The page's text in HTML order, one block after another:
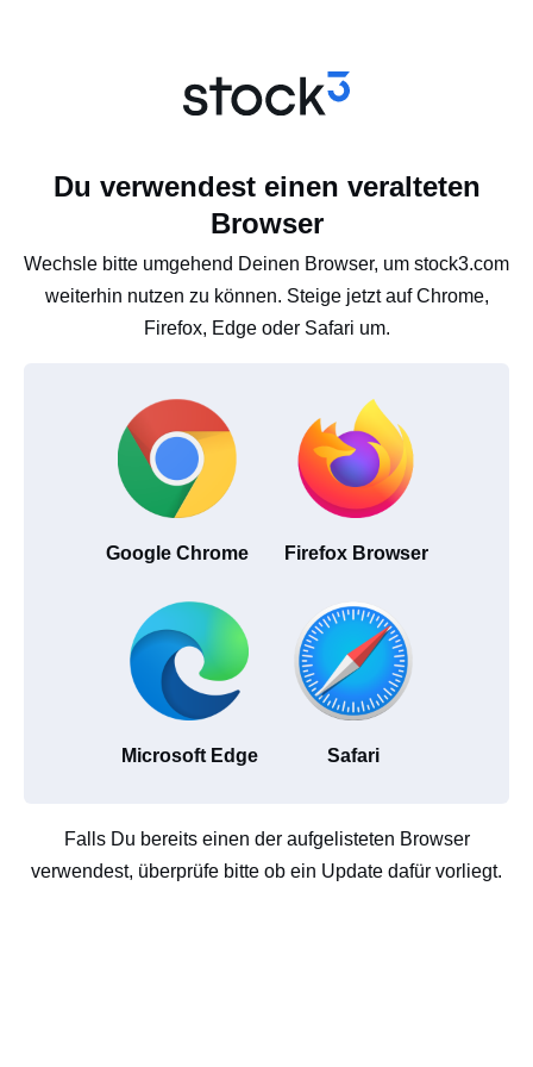
Du verwendest einen veralteten
Browser
Wechsle bitte umgehend Deinen Browser, um stock3.com
weiterhin nutzen zu können. Steige jetzt auf Chrome,
Firefox, Edge oder Safari um.
Google Chrome Firefox Browser
Microsoft Edge Safari
Falls Du bereits einen der aufgelisteten Browser
verwendest, überprüfe bitte ob ein Update dafür vorliegt.